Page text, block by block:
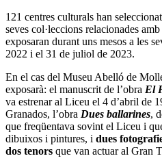
121 centres culturals han
seves col·leccions relacionades
exposaran durant uns mesos a les
2022 i el 31 de juliol de 2023.
En el cas del Museu Abelló de
exposarà: el manuscrit de l’obra El
va estrenar al Liceu el 4 d’abril de
Granados, l’obra Dues ballarines,
que freqüentava sovint el Liceu i
dibuixos i pintures, i dues
dos tenors que van actuar al Gran